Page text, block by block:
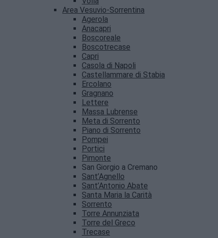
Area Vesuvio-Sorrentina
Agerola
Anacapri
Boscoreale
Boscotrecase
Capri
Casola di Napoli
Castellammare di Stabia
Ercolano
Gragnano
Lettere
Massa Lubrense
Meta di Sorrento
Piano di Sorrento
Pompei
Portici
Pimonte
San Giorgio a Cremano
Sant’Agnello
Sant’Antonio Abate
Santa Maria la Carità
Sorrento
Torre Annunziata
Torre del Greco
Trecase